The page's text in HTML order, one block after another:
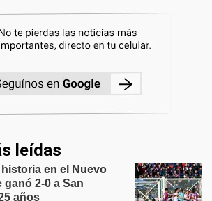
leídas
en el Nuevo
ganó 2-0 a San
años